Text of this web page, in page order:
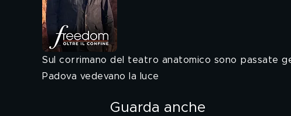
Sul corrimano del teatro anatomico sono passate
Padova vedevano la luce
Guarda anche